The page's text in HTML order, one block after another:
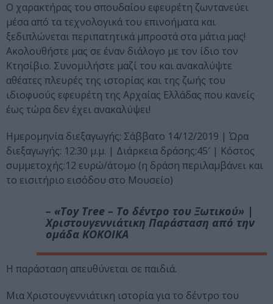
Ο χαρακτήρας του σπουδαίου εφευρέτη ζωντανεύει
μέσα από τα τεχνολογικά του επινοήματα και
ξεδιπλώνεται περιπατητικά μπροστά στα μάτια μας!
Ακολουθήστε μας σε έναν διάλογο με τον ίδιο τον
Κτησίβιο. Συνομιλήστε μαζί του και ανακαλύψτε
αθέατες πλευρές της ιστορίας και της ζωής του
ιδιοφυούς εφευρέτη της Αρχαίας Ελλάδας που κανείς
έως τώρα δεν έχει ανακαλύψει!
Ημερομηνία διεξαγωγής: Σάββατο 14/12/2019 | Ώρα
διεξαγωγής: 12:30 μ.μ. | Διάρκεια δράσης:45′ | Κόστος
συμμετοχής:12 ευρώ/άτομο (η δράση περιλαμβάνει και
το εισιτήριο εισόδου στο Μουσείο)
– «Toy Tree – Το δέντρο του Ξωτικού» |
Χριστουγεννιάτικη Παράσταση από την
ομάδα KOKOIKA
Η παράσταση απευθύνεται σε παιδιά.
Μια Χριστουγεννιάτικη ιστορία για το δέντρο του